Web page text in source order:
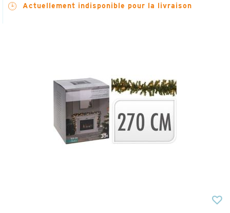
Actuellement indisponible pour la livraison